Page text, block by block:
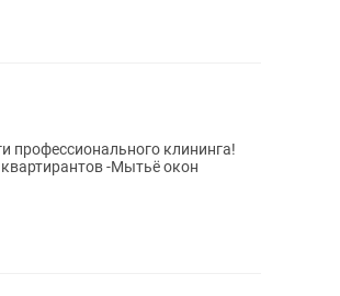
профессионального клининга!
-Мытьё окон